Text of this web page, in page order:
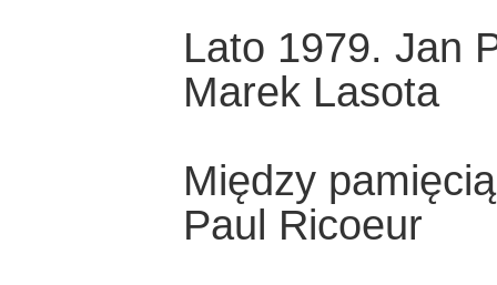
Lato 1979. Jan
Marek Lasota
Między
Paul Ricoeur